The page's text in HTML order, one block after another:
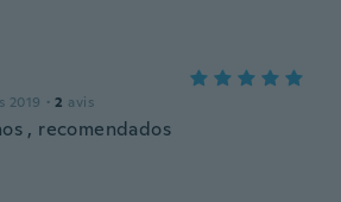
2019 · 2 avis
, recomendados